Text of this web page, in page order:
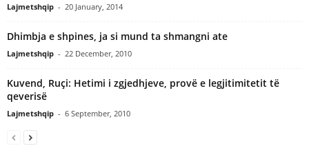
Lajmetshqip - 20 January, 2014
Dhimbja e shpines, ja si mund ta shmangni ate
Lajmetshqip - 22 December, 2010
Kuvend, Ruçi: Hetimi i zgjedhjeve, provë e legjitimitetit të
qeverisë
Lajmetshqip - 6 September, 2010